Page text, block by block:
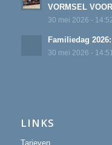
VORMSEL
30 mei 2026 -
Familiedag
30 mei 2026 - 14:51
LINKS
Tarieven